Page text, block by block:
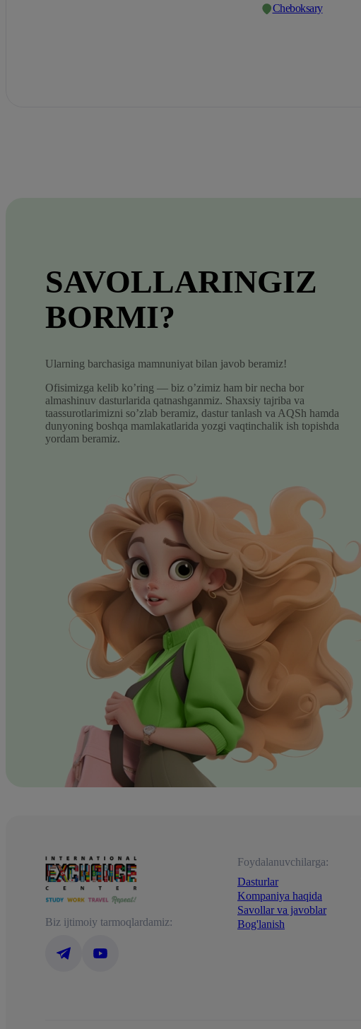
Cheboksary
SAVOLLARINGIZ
BORMI?
Ularning barchasiga mamnuniyat bilan javob beramiz!
Ofisimizga kelib ko’ring — biz o’zimiz ham bir necha bor
almashinuv dasturlarida qatnashganmiz. Shaxsiy tajriba va
taassurotlarimizni so’zlab beramiz, dastur tanlash va AQSh hamda
dunyoning boshqa mamlakatlarida yozgi vaqtinchalik ish topishda
yordam beramiz.
Biz ijtimoiy tarmoqlardamiz:
Foydalanuvchilarga:
Dasturlar
Kompaniya haqida
Savollar va javoblar
Bog'lanish